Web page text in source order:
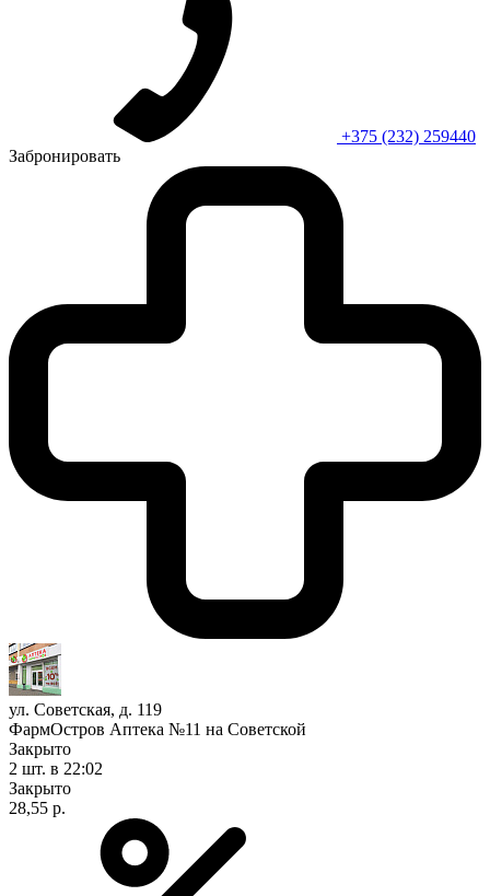
+375 (232) 259440
Забронировать
ул. Советская, д. 119
ФармОстров Аптека №11 на Советской
Закрыто
2 шт. в 22:02
Закрыто
28,55 р.